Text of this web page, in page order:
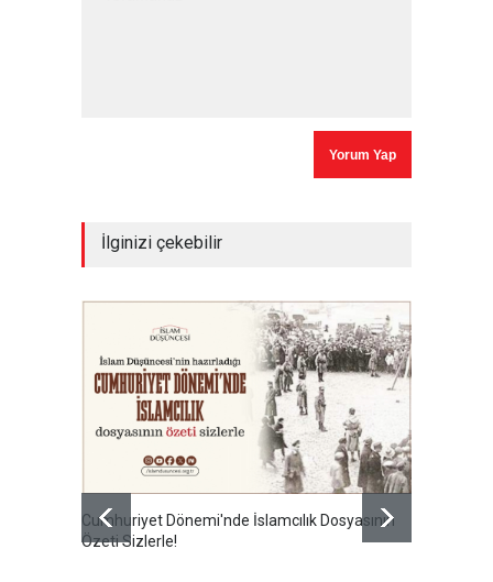
İlginizi çekebilir
Cumhuriyet Dönemi'nde İslamcılık Dosyasının
Özeti Sizlerle!